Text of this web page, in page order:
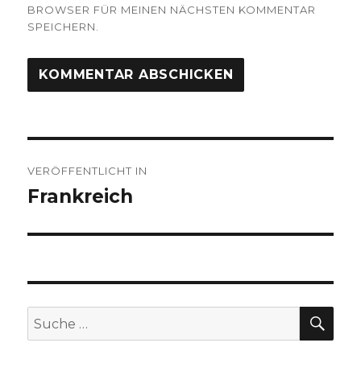
BROWSER FÜR MEINEN NÄCHSTEN KOMMENTAR
SPEICHERN.
VERÖFFENTLICHT IN
Frankreich
Suche
nach: